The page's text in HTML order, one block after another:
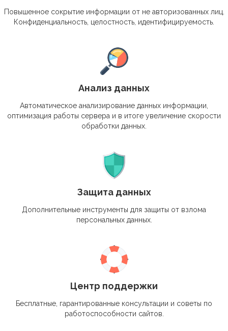
Повышенное сокрытие информации от не авторизованных лиц.
Конфиденциальность, целостность, идентифицируемость.
Анализ данных
Автоматическое анализирование данных информации,
оптимизация работы сервера и в итоге увеличение скорости
обработки данных.
Защита данных
Дополнительные инструменты для защиты от взлома
персональных данных.
Центр поддержки
Бесплатные, гарантированные консультации и советы по
работоспособности сайтов.